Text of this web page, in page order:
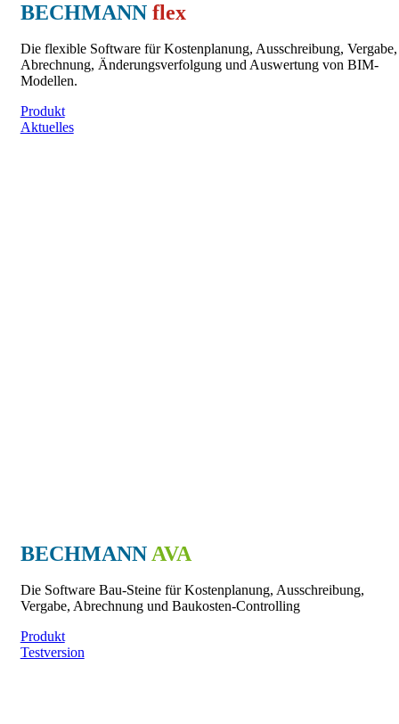
BECHMANN flex
Die flexible Software für Kostenplanung, Ausschreibung, Vergabe,
Abrechnung, Änderungsverfolgung und Auswertung von BIM-
Modellen.
Produkt
Aktuelles
BECHMANN AVA
Die Software Bau-Steine für Kostenplanung, Ausschreibung,
Vergabe, Abrechnung und Baukosten-Controlling
Produkt
Testversion